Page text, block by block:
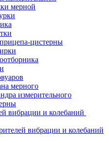
мерной
цистерны
мерного
измерительного
вибрации и колебаний
вибрации и колебаний